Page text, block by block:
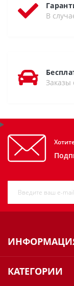
В
Заказы
КАТЕГОРИИ